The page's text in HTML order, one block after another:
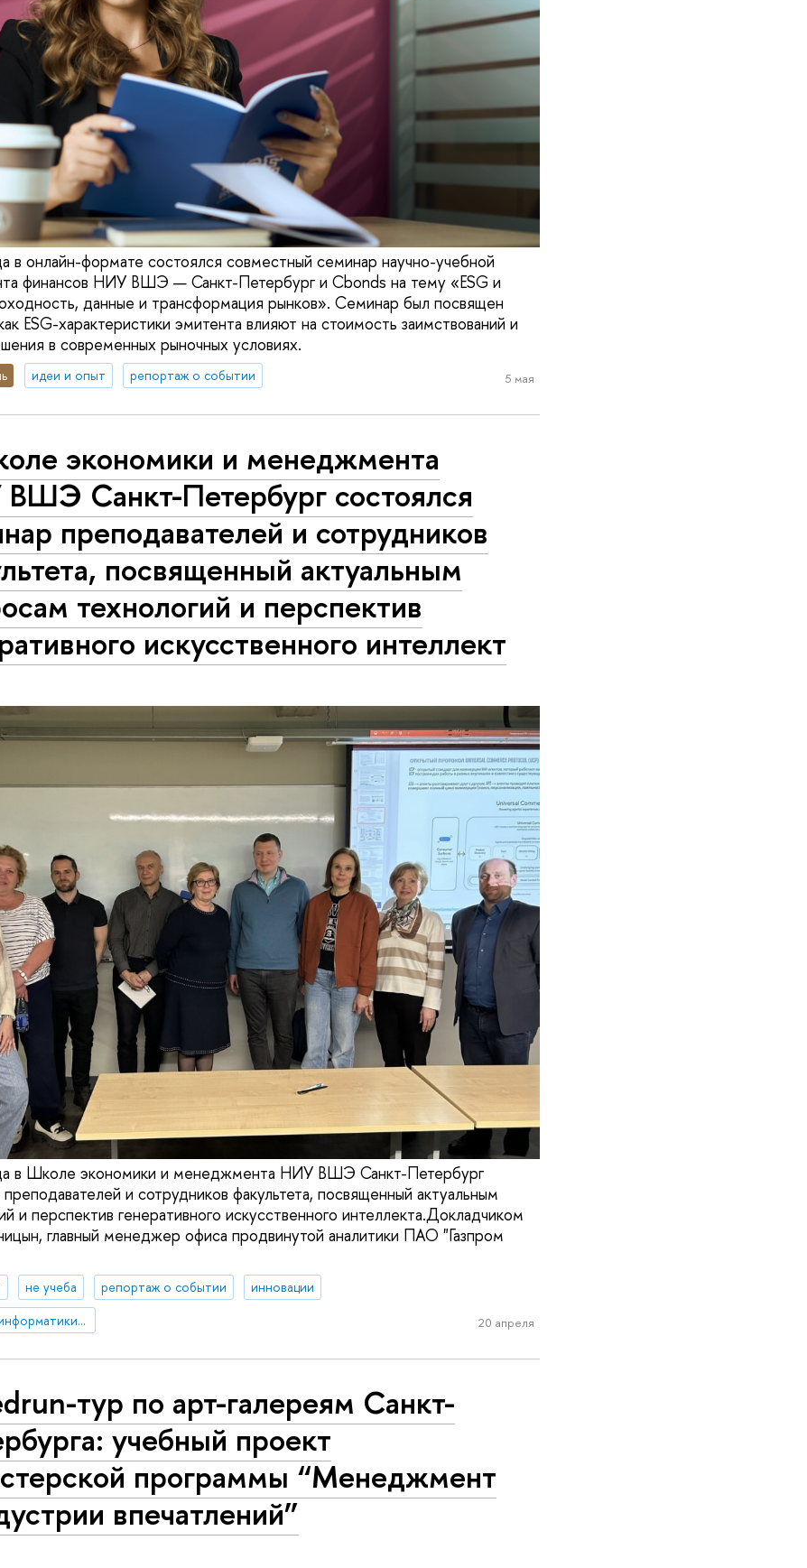
в онлайн-формате состоялся совместный семинар научно-учебной
финансов НИУ ВШЭ — Санкт-Петербург и Cbonds на тему «ESG и
данные и трансформация рынков». Семинар был посвящен
ESG-характеристики эмитента влияют на стоимость заимствований и
в современных рыночных условиях.
идеи и опыт репортаж о событии 5 мая
экономики и менеджмента
Санкт-Петербург состоялся
преподавателей и сотрудников
посвященный актуальным
технологий и перспектив
искусственного интеллект
в Школе экономики и менеджмента НИУ ВШЭ Санкт-Петербург
и сотрудников факультета, посвященный актуальным
и перспектив генеративного искусственного интеллекта.Докладчиком
главный менеджер офиса продвинутой аналитики ПАО "Газпром
не учеба репортаж о событии
инновации
Департамент бизнес-информатики и операционного менеджмента
20 апреля
тур по арт-галереям Санкт-
учебный проект
программы “Менеджмент
впечатлений”